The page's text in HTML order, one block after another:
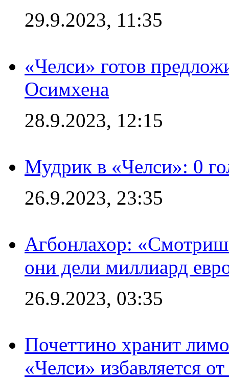
29.9.2023, 11:35
«Челси» готов
Осимхена
28.9.2023, 12:15
Мудрик в «Челси»: 0
26.9.2023, 23:35
Агбонлахор:
они дели миллиард
26.9.2023, 03:35
Почеттино хранит
«Челси» избавляется